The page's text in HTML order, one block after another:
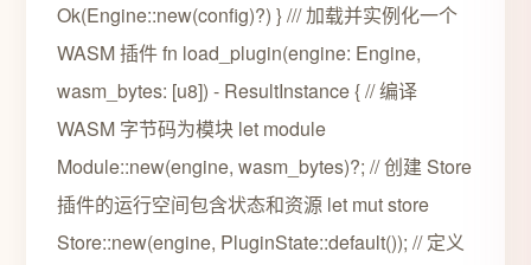
Ok(Engine::new(config)?) } /// 加载并实例化一个
WASM 插件 fn load_plugin(engine: Engine,
wasm_bytes: [u8]) - ResultInstance { // 编译
WASM 字节码为模块 let module
Module::new(engine, wasm_bytes)?; // 创建 Store
插件的运行空间包含状态和资源 let mut store
Store::new(engine, PluginState::default()); // 定义